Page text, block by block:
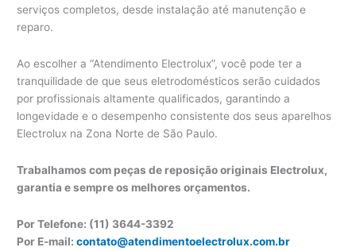
serviços completos, desde instalação até manutenção e
reparo.
Ao escolher a “Atendimento Electrolux”, você pode ter a
tranquilidade de que seus eletrodomésticos serão cuidados
por profissionais altamente qualificados, garantindo a
longevidade e o desempenho consistente dos seus aparelhos
Electrolux na Zona Norte de São Paulo.
Trabalhamos com peças de reposição originais Electrolux,
garantia e sempre os melhores orçamentos.
Por Telefone: (11) 3644-3392
Por E-mail:contato@atendimentoelectrolux.com.br